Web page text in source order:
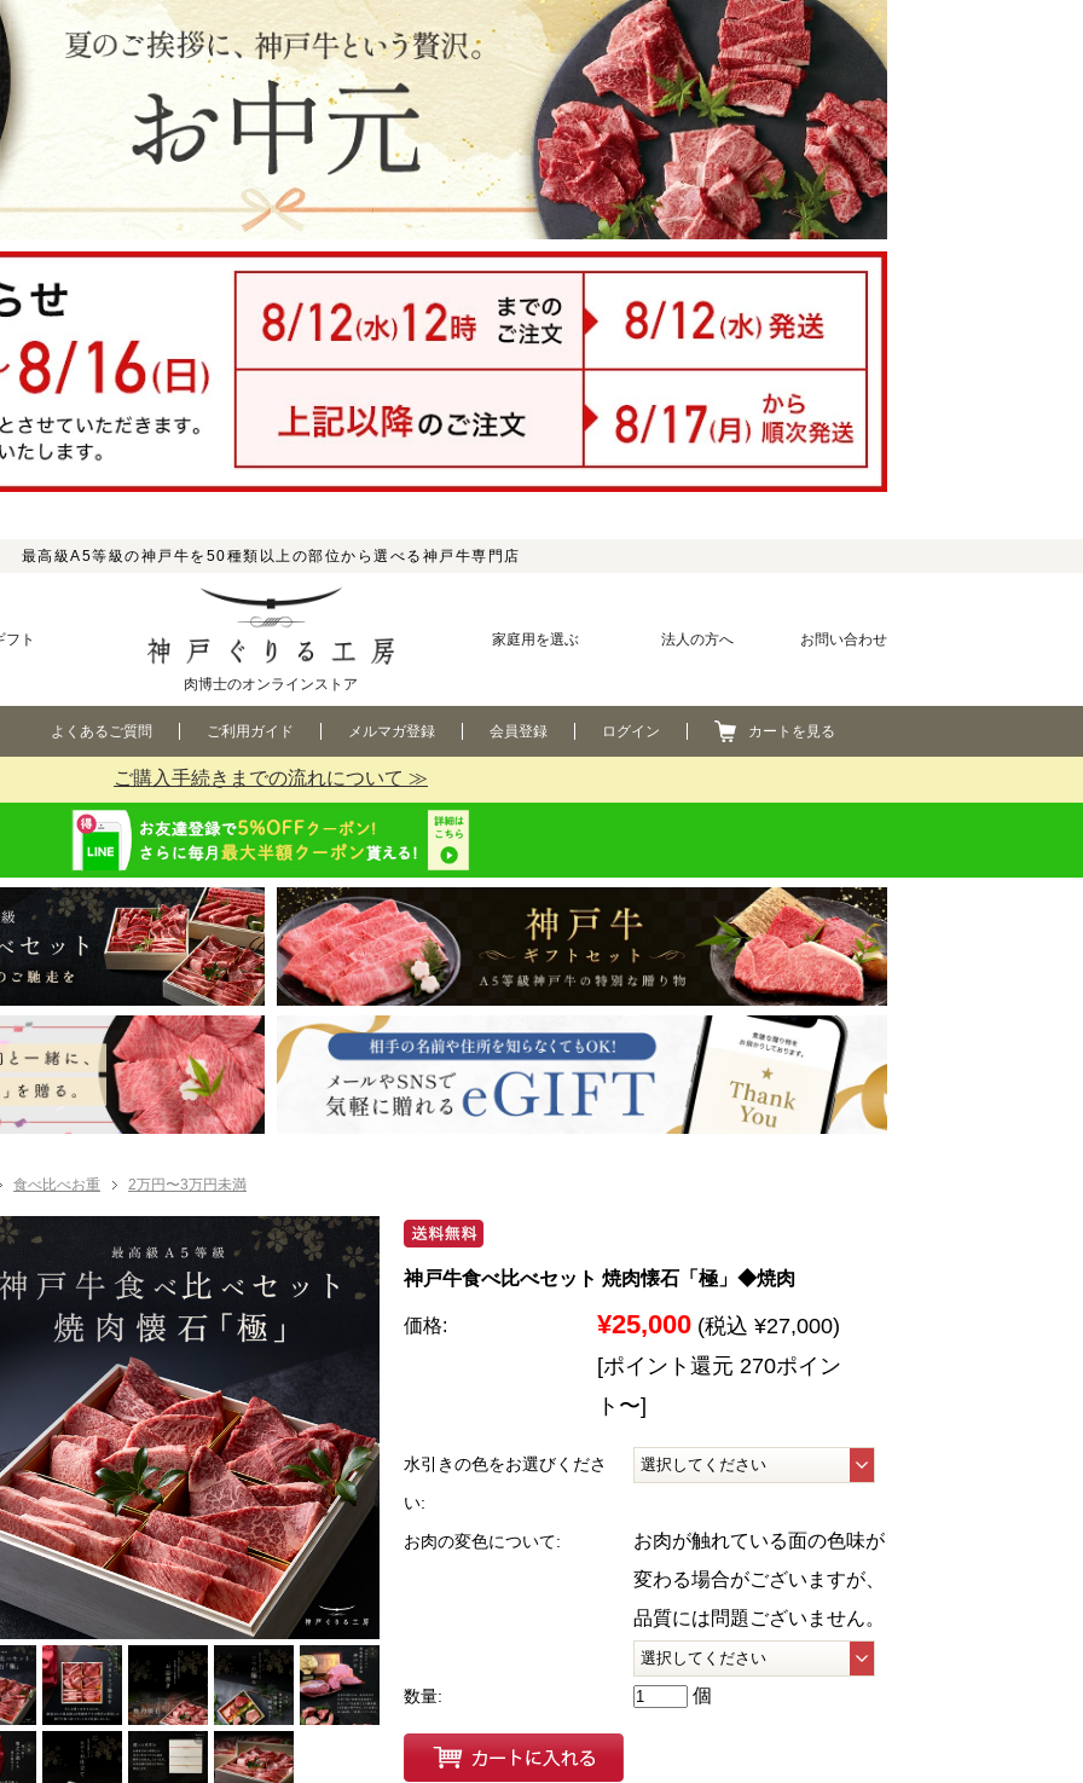
最高級A5等級の神戸牛を50種類以上の部位から選べる神戸牛専門店
フト
肉博士のオンラインストア
家庭用を選ぶ 法人の方へ お問い合わせ
よくあるご質問 ご利用ガイド メルマガ登録 会員登録 ログイン カートを見る
ご購入手続きまでの流れについて ≫
食べ比べお重 2万円〜3万円未満
神戸牛食べ比べセット 焼肉懐石「極」◆焼肉
価格: ¥25,000 (税込 ¥27,000)
[ポイント還元 270ポイン
ト〜]
水引きの色をお選びくださ
い:
お肉の変色について:
お肉が触れている面の色味が
変わる場合がございますが、
品質には問題ございません。
数量: 個